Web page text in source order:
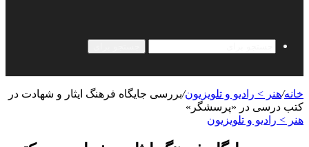
خانه/هنر > رادیو و تلویزیون/بررسی جایگاه فرهنگ ایثار و شهادت در
کتب درسی در «پرسشگر»
هنر > رادیو و تلویزیون